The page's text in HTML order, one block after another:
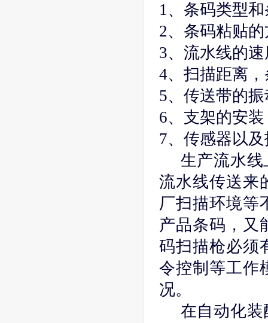
1、条码类型
2、条码粘贴
3、流水线的速
4、扫描距离
5、传送带的
6、支架的安
7、传感器以
生产流水
流水线传送来
厂扫描环境等
产品条码，又
码扫描枪必须
令控制等工作
况。
在自动化